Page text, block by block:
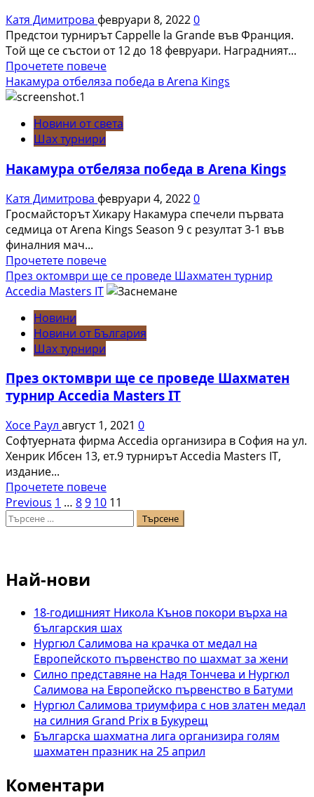
участници
Катя Димитрова февруари 8, 20220
Предстои турнирът Cappelle la Grande във Франция.
Той ще се състои от 12 до 18 февруари. Наградният...
Прочетете повечеRead
more
турнирът
Grande
Франция
Накамура отбеляза победа в Arena Kings
Новини от света
Шах турнири
Накамура отбеляза победа в Arena Kings
Катя Димитрова февруари 4, 20220
Гросмайсторът Хикару Накамура спечели първата
седмица от Arena Kings Season 9 с резултат 3-1 във
финалния мач...
Прочетете повечеRead
more
about
победа
Kings
През октомври ще се проведе Шахматен турнир
Аccedia Masters IT
Новини
Новини от България
Шах турнири
През октомври ще се проведе Шахматен
турнир Аccedia Masters IT
Хосе Раул август 1, 2021 0
Софтуерната фирма Accedia организира в София на ул.
Хенрик Ибсен 13, ет.9 турнирът Accedia Masters IT,
издание...
Прочетете повечеRead
more
Шахматен
турнир
Аccedia
Masters
IT
Разделяне
на
на
Previous 1 … 89 10 11
Търсене
Най-нови
18-годишният Никола Кънов покори върха на
българския шах
Нургюл Салимова на крачка от медал на
Европейското първенство по шахмат за жени
Силно представяне на Надя Тончева и Нургюл
Салимова на Европейско първенство в Батуми
Нургюл Салимова триумфира с нов златен медал
на силния Grand Prix в Букурещ
Българска шахматна лига организира голям
шахматен празник на 25 април
Коментари